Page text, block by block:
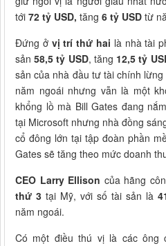
tới 72 tỷ USD, tăng 6 tỷ USD từ
Đứng ởvị trí thứ hai là nhà tài
sản58,5 tỷ USD, tăng 12,5 tỷ
sản của nhà đầu tư tài chính
năm ngoái nhưng vẫn là một
khổng lồ mà Bill Gates đang
tại Microsoft nhưng nhà đồng
cổ đông lớn tại tập đoàn phần
Gates sẽ tăng theo mức doanh
CEO Larry Ellison của hãng
thứ 3 tại Mỹ, với số tài sản là
năm ngoái.
Có một điều thú vị là các ông